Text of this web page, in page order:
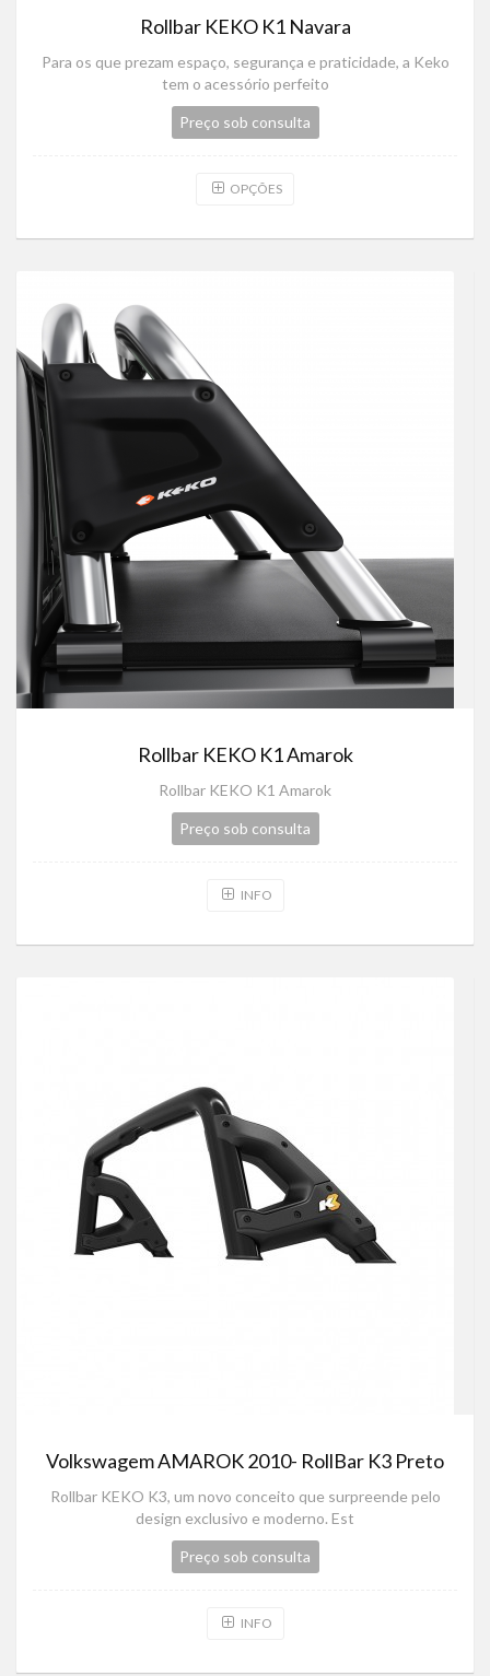
Rollbar KEKO K1 Navara
Para os que prezam espaço, segurança e praticidade, a Keko
tem o acessório perfeito
Preço sob consulta
OPÇÕES
Rollbar KEKO K1 Amarok
Rollbar KEKO K1 Amarok
Preço sob consulta
INFO
Volkswagem AMAROK 2010- RollBar K3 Preto
Rollbar KEKO K3, um novo conceito que surpreende pelo
design exclusivo e moderno. Est
Preço sob consulta
INFO